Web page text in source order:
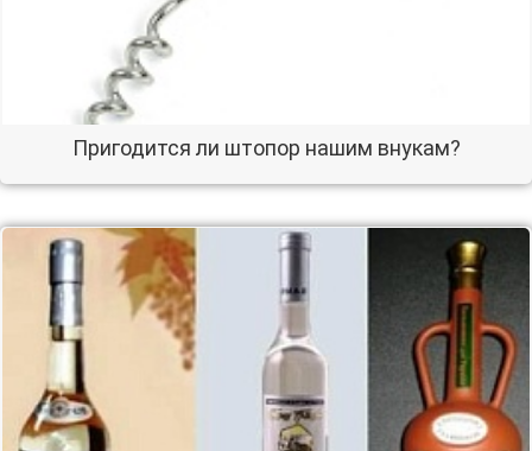
Пригодится ли штопор нашим внукам?